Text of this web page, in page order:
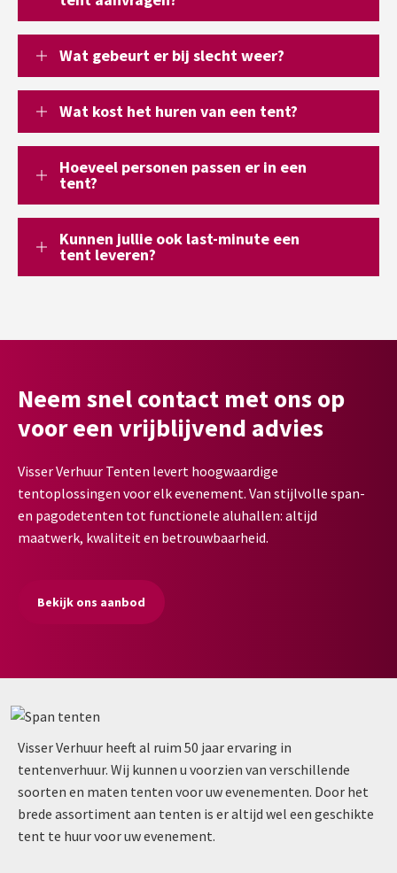
Wat gebeurt er bij slecht weer?
Wat kost het huren van een tent?
Hoeveel personen passen er in een
tent?
Kunnen jullie ook last-minute een
tent leveren?
Neem snel contact met ons op
voor een vrijblijvend advies
Visser Verhuur Tenten levert hoogwaardige
tentoplossingen voor elk evenement. Van stijlvolle span-
en pagodetenten tot functionele aluhallen: altijd
maatwerk, kwaliteit en betrouwbaarheid.
Bekijk ons aanbod
Visser Verhuur heeft al ruim 50 jaar ervaring in
tentenverhuur. Wij kunnen u voorzien van verschillende
soorten en maten tenten voor uw evenementen. Door het
brede assortiment aan tenten is er altijd wel een geschikte
tent te huur voor uw evenement.